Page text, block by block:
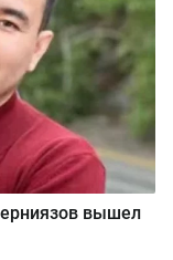
вышел